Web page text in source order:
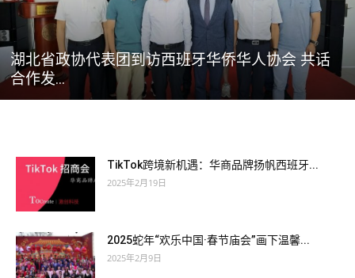
湖北省政协代表团到访西班牙华侨华人协会 共话
合作发...
TikTok跨境新机遇：华商品牌扬帆西班牙...
2025年2月19日
2025蛇年“欢乐中国·春节庙会”画下温馨...
2025年2月9日